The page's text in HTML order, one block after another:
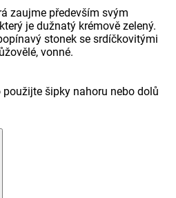
zaujme především svým
je dužnatý krémově zelený.
stonek se srdíčkovitými
vonné.
šipky nahoru nebo dolů